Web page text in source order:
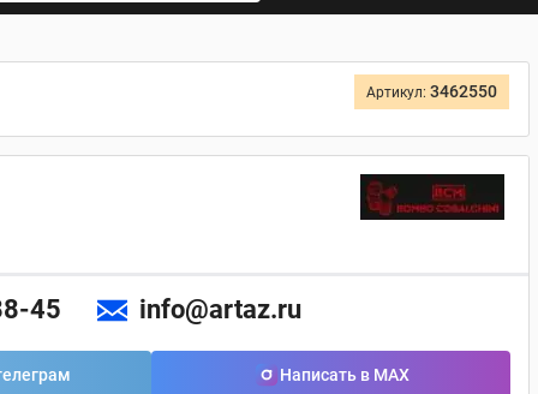
Артикул: 3462550
45 info@artaz.ru
Написать в MAX